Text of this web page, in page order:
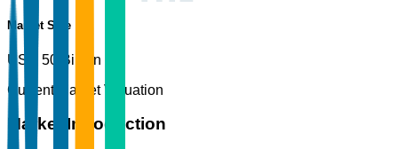
Market Size
USD 50 Billion
Current Market Valuation
Market Introduction